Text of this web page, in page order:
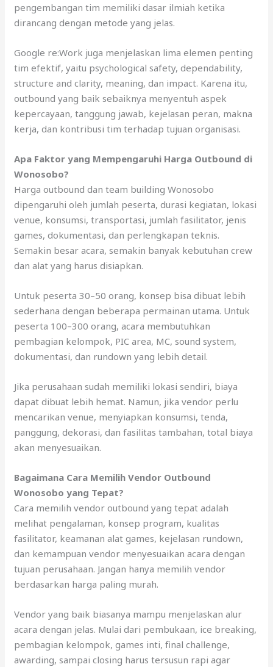
pengembangan tim memiliki dasar ilmiah ketika
dirancang dengan metode yang jelas.
Google re:Work juga menjelaskan lima elemen penting
tim efektif, yaitu psychological safety, dependability,
structure and clarity, meaning, dan impact. Karena itu,
outbound yang baik sebaiknya menyentuh aspek
kepercayaan, tanggung jawab, kejelasan peran, makna
kerja, dan kontribusi tim terhadap tujuan organisasi.
Apa Faktor yang Mempengaruhi Harga Outbound di
Wonosobo?
Harga outbound dan team building Wonosobo
dipengaruhi oleh jumlah peserta, durasi kegiatan, lokasi
venue, konsumsi, transportasi, jumlah fasilitator, jenis
games, dokumentasi, dan perlengkapan teknis.
Semakin besar acara, semakin banyak kebutuhan crew
dan alat yang harus disiapkan.
Untuk peserta 30–50 orang, konsep bisa dibuat lebih
sederhana dengan beberapa permainan utama. Untuk
peserta 100–300 orang, acara membutuhkan
pembagian kelompok, PIC area, MC, sound system,
dokumentasi, dan rundown yang lebih detail.
Jika perusahaan sudah memiliki lokasi sendiri, biaya
dapat dibuat lebih hemat. Namun, jika vendor perlu
mencarikan venue, menyiapkan konsumsi, tenda,
panggung, dekorasi, dan fasilitas tambahan, total biaya
akan menyesuaikan.
Bagaimana Cara Memilih Vendor Outbound
Wonosobo yang Tepat?
Cara memilih vendor outbound yang tepat adalah
melihat pengalaman, konsep program, kualitas
fasilitator, keamanan alat games, kejelasan rundown,
dan kemampuan vendor menyesuaikan acara dengan
tujuan perusahaan. Jangan hanya memilih vendor
berdasarkan harga paling murah.
Vendor yang baik biasanya mampu menjelaskan alur
acara dengan jelas. Mulai dari pembukaan, ice breaking,
pembagian kelompok, games inti, final challenge,
awarding, sampai closing harus tersusun rapi agar